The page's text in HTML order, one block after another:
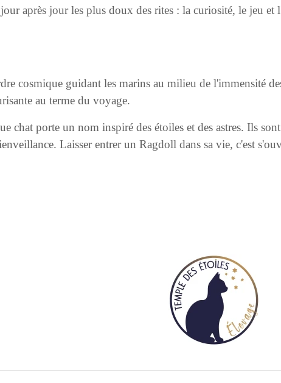
après jour les plus doux des rites : la curiosité, le jeu
cosmique guidant les marins au milieu de l'immensité
au terme du voyage.
chat porte un nom inspiré des étoiles et des astres. Ils
Laisser entrer un Ragdoll dans sa vie, c'est